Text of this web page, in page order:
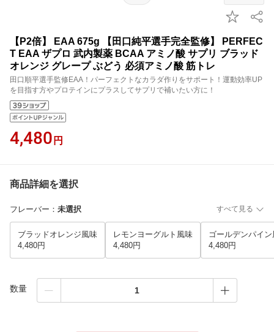
【P2倍】 EAA 675g 【田口純平選手完全監修】 PERFEC
T EAA ザプロ 武内製薬 BCAA アミノ酸 サプリ ブラッド
オレンジ グレープ ぶどう 必須アミノ酸 筋トレ
田口順平選手監修EAA！パーフェクトなカラダ作りをサポート！運動効率UP
を目指す方やプロテインにプラスしてサプリで補いたい方に！
4,480 円
商品詳細を選択
フレーバー ： 未選択 すべて見る
ブラッドオレンジ風味
4,480円
レモンヨーグルト風味
4,480円
ゴールデンパイン
4,480円
数量